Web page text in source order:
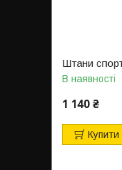
Штани
В наявності
1 140 ₴
Купити